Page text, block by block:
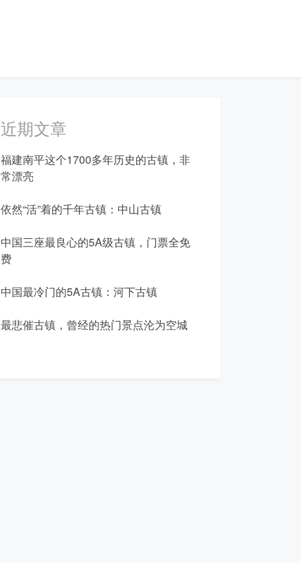
近期文章
福建南平这个1700多年历史的古镇，非
常漂亮
依然“活”着的千年古镇：中山古镇
中国三座最良心的5A级古镇，门票全免
费
中国最冷门的5A古镇：河下古镇
最悲催古镇，曾经的热门景点沦为空城